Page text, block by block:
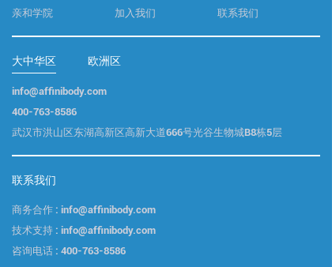
亲和学院
加入我们 联系我们
大中华区 欧洲区
info@affinibody.com
400-763-8586
武汉市洪山区东湖高新区高新大道666号光谷生物城B8栋5层
联系我们
商务合作 : info@affinibody.com
技术支持 : info@affinibody.com
咨询电话 : 400-763-8586